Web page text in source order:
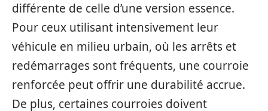
différente de celle d’une version essence.
Pour ceux utilisant intensivement leur
véhicule en milieu urbain, où les arrêts et
redémarrages sont fréquents, une courroie
renforcée peut offrir une durabilité accrue.
De plus, certaines courroies doivent